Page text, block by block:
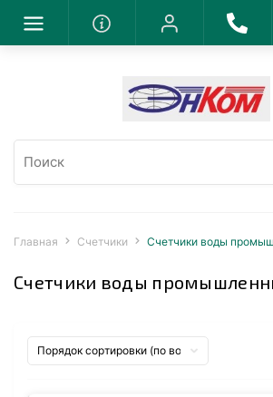
Главная Счетчики Счетчики воды
Счетчики воды